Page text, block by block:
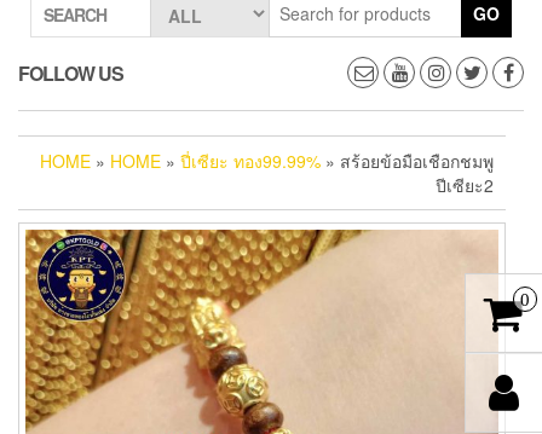
SEARCH GO
FOLLOW US
HOME » HOME » ปี่เซียะ ทอง99.99% » สร้อยข้อมือเชือกชมพู
ปีเซียะ2
0